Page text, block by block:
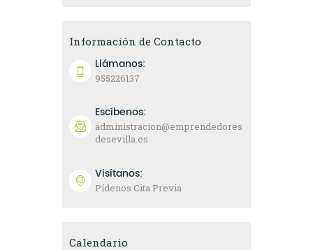
Información de Contacto
Llámanos:
955226137
Escíbenos:
administracion@emprendedores
desevilla.es
Visítanos:
Pídenos Cita Previa
Calendario